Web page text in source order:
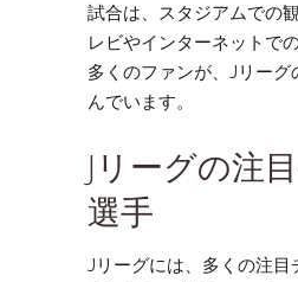
試合は、スタジアムでの
レビやインターネットで
多くのファンが、Jリーグ
んでいます。
Jリーグの注
選手
Jリーグには、多くの注目